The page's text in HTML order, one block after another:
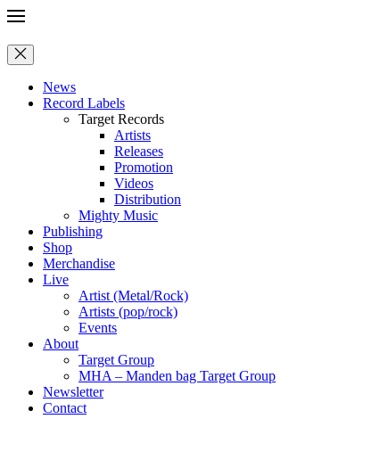
News
Record Labels
Target Records
Artists
Releases
Promotion
Videos
Distribution
Mighty Music
Publishing
Shop
Merchandise
Live
Artist (Metal/Rock)
Artists (pop/rock)
Events
About
Target Group
MHA – Manden bag Target Group
Newsletter
Contact